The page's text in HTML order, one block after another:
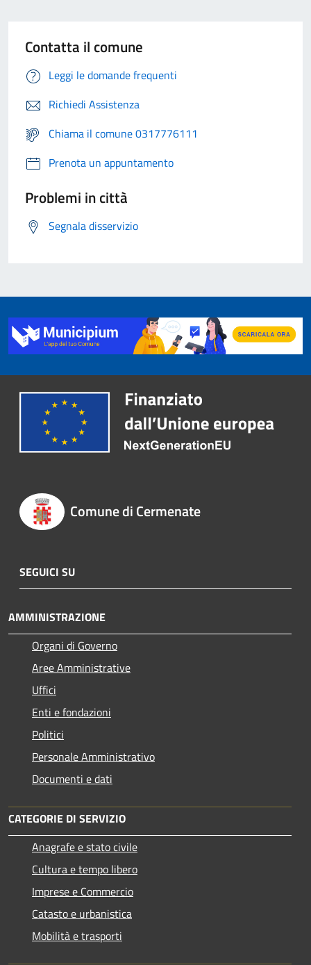
Contatta il comune
Leggi le domande frequenti
Richiedi Assistenza
Chiama il comune 0317776111
Prenota un appuntamento
Problemi in città
Segnala disservizio
Comune di Cermenate
SEGUICI SU
AMMINISTRAZIONE
Organi di Governo
Aree Amministrative
Uffici
Enti e fondazioni
Politici
Personale Amministrativo
Documenti e dati
CATEGORIE DI SERVIZIO
Anagrafe e stato civile
Cultura e tempo libero
Imprese e Commercio
Catasto e urbanistica
Mobilità e trasporti